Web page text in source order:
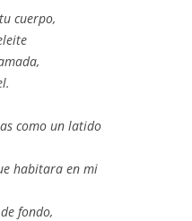
cuerpo,
como un latido
habitara en mi
fondo,